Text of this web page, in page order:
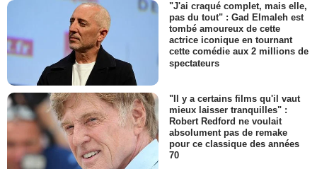
"J'ai craqué complet, mais elle,
pas du tout" : Gad Elmaleh est
tombé amoureux de cette
actrice iconique en tournant
cette comédie aux 2 millions de
spectateurs
"Il y a certains films qu'il vaut
mieux laisser tranquilles" :
Robert Redford ne voulait
absolument pas de remake
pour ce classique des années
70